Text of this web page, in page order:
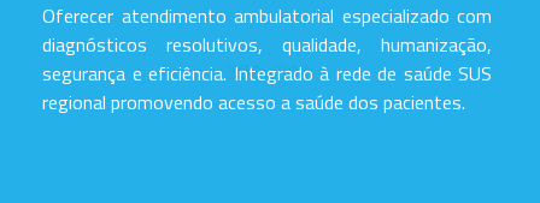
Oferecer atendimento ambulatorial especializado com
diagnósticos resolutivos, qualidade, humanização,
segurança e eficiência. Integrado à rede de saúde SUS
regional promovendo acesso a saúde dos pacientes.